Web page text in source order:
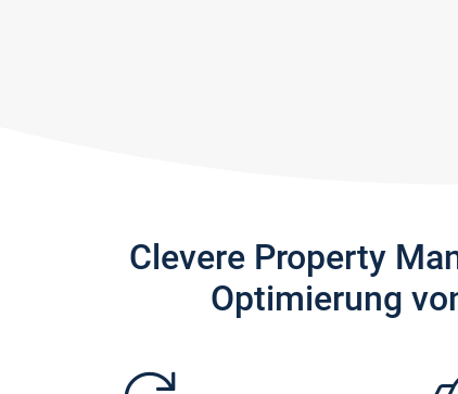
Clevere Property
Optimierung